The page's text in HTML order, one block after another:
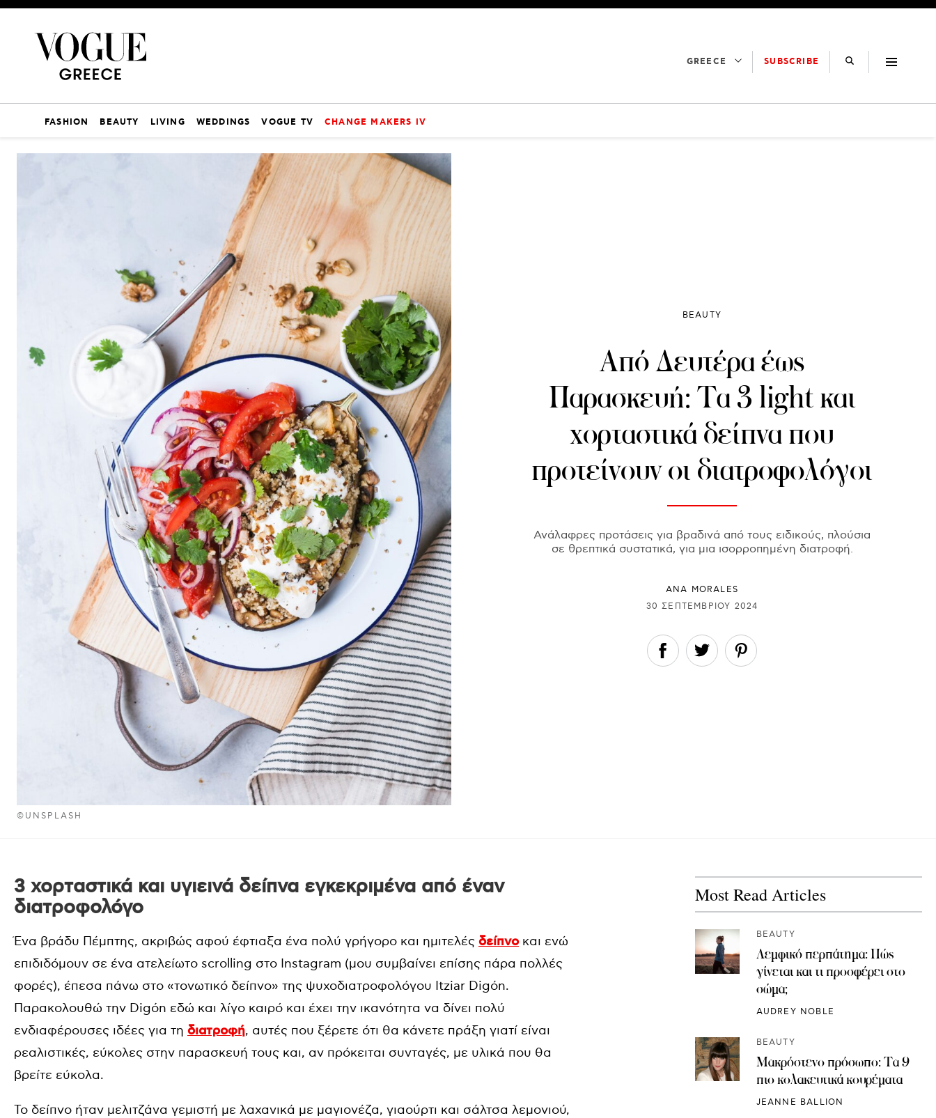
GREECE SUBSCRIBE
FASHION BEAUTY LIVING WEDDINGS VOGUE TV CHANGE MAKERS IV
©UNSPLASH
BEAUTY
Από Δευτέρα έως
Παρασκευή: Τα 3 light και
χορταστικά δείπνα που
προτείνουν οι διατροφολόγοι
Ανάλαφρες προτάσεις για βραδινά από τους ειδικούς, πλούσια
σε θρεπτικά συστατικά, για μια ισορροπημένη διατροφή.
ANA MORALES
30 ΣΕΠΤΕΜΒΡΊΟΥ 2024
3 χορταστικά και υγιεινά δείπνα εγκεκριμένα από έναν
διατροφολόγο
Ένα βράδυ Πέμπτης, ακριβώς αφού έφτιαξα ένα πολύ γρήγορο και ημιτελές δείπνοκαι ενώ
επιδιδόμουν σε ένα ατελείωτο scrolling στο Instagram (μου συμβαίνει επίσης πάρα πολλές
φορές), έπεσα πάνω στο «τονωτικό δείπνο» της ψυχοδιατροφολόγου Itziar Digón.
Παρακολουθώ την Digón εδώ και λίγο καιρό και έχει την ικανότητα να δίνει πολύ
ενδιαφέρουσες ιδέες για τη διατροφή, αυτές που ξέρετε ότι θα κάνετε πράξη γιατί είναι
ρεαλιστικές, εύκολες στην παρασκευή τους και, αν πρόκειται συνταγές, με υλικά που θα
βρείτε εύκολα.
Το δείπνο ήταν μελιτζάνα γεμιστή με λαχανικά με μαγιονέζα, γιαούρτι και σάλτσα λεμονιού,
Most Read Articles
BEAUTY
Λεμφικό περπάτημα: Πώς
γίνεται και τι προσφέρει στο
σώμα;
AUDREY NOBLE
BEAUTY
Μακρόστενο πρόσωπο: Τα 9
πιο κολακευτικά κουρέματα
JEANNE BALLION